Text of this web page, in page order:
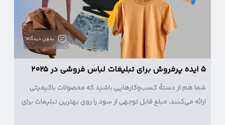
بدون دیدگاه
۵ ایده پرفروش برای تبلیغات لباس فروشی در ۲۰۲۵
شما هم از دسته‌ٔ کسب‌وکارهایی باشید که محصولات باکیفیتی
ارائه می‌کنند، مبلغ قابل توجهی از سود را روی بهترین تبلیغات برای